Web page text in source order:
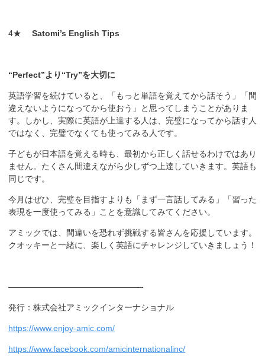
4★ Satomi’s English Tips
“Perfect”より“Try”を大切に
英語学習を続けていると、「もっと単語を覚えてから話そう」「間
違えないようになってから使おう」と思ってしまうことがありま
す。しかし、実際に英語が上達する人は、完璧になってから話す人
ではなく、完璧でなくても使ってみる人です。
子どもが日本語を覚える時も、最初から正しく話せるわけではあり
ません。たくさん間違えながら少しずつ上達していきます。英語も
同じです。
今月はぜひ、完璧を目指すよりも「まず一言話してみる」「習った
表現を一度使ってみる」ことを意識してみてください。
アミックでは、間違いを恐れず挑戦する皆さんを応援しています。
クオッキーと一緒に、楽しく英語にチャレンジしていきましょう！
————————————————-
発行：株式会社アミックインターナショナル
https://www.enjoy-amic.com/
https://www.facebook.com/amicinternationalinc/